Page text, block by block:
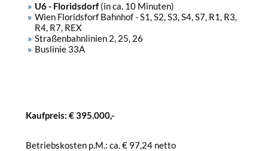
U6 - Floridsdorf(in ca. 10 Minuten)
Wien Floridsforf Bahnhof - S1, S2, S3, S4, S7, R1, R3,
R4, R7, REX
Straßenbahnlinien 2, 25, 26
Buslinie 33A
Kaufpreis: € 395.000,-
Betriebskosten p.M.: ca. € 97,24 netto